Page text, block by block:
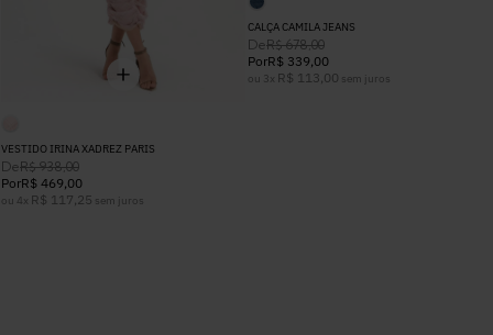
VESTIDO IRINA XADREZ PARIS
DeR$ 938,00
PorR$ 469,00
ou 4 x R$ 117,25 sem juros
CALÇA CAMILA JEANS
DeR$ 678,00
PorR$ 339,00
ou 3 x R$ 113,00 sem juros